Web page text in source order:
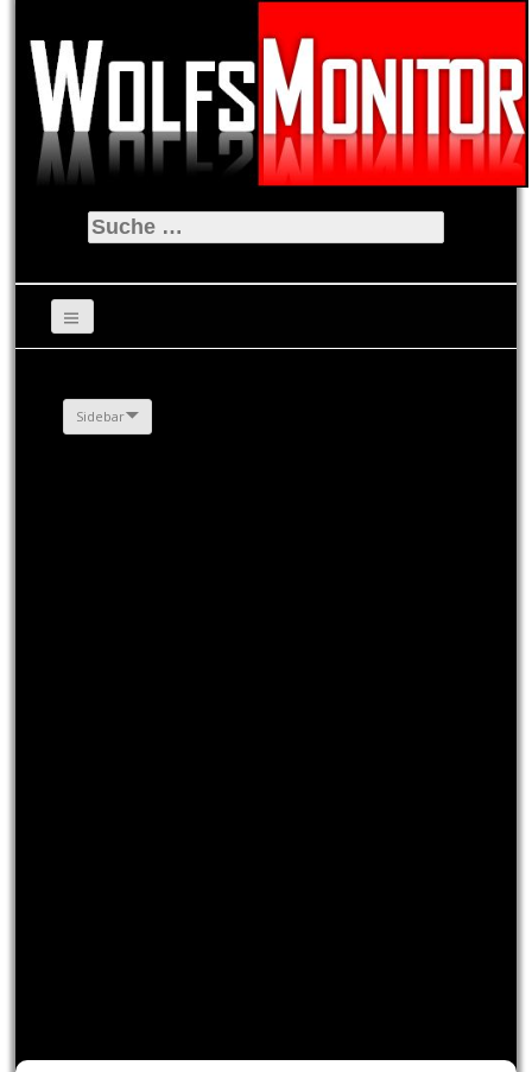
Suche
nach:
Sidebar